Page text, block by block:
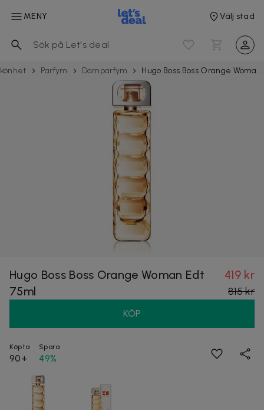
MENY Välj stad
Parfym Damparfym Hugo Boss Boss Orange Woman Edt 75ml
Hugo Boss Boss Orange Woman Edt
75ml
419 kr
815 kr
KÖP
Köpta
90+
Spara
49%